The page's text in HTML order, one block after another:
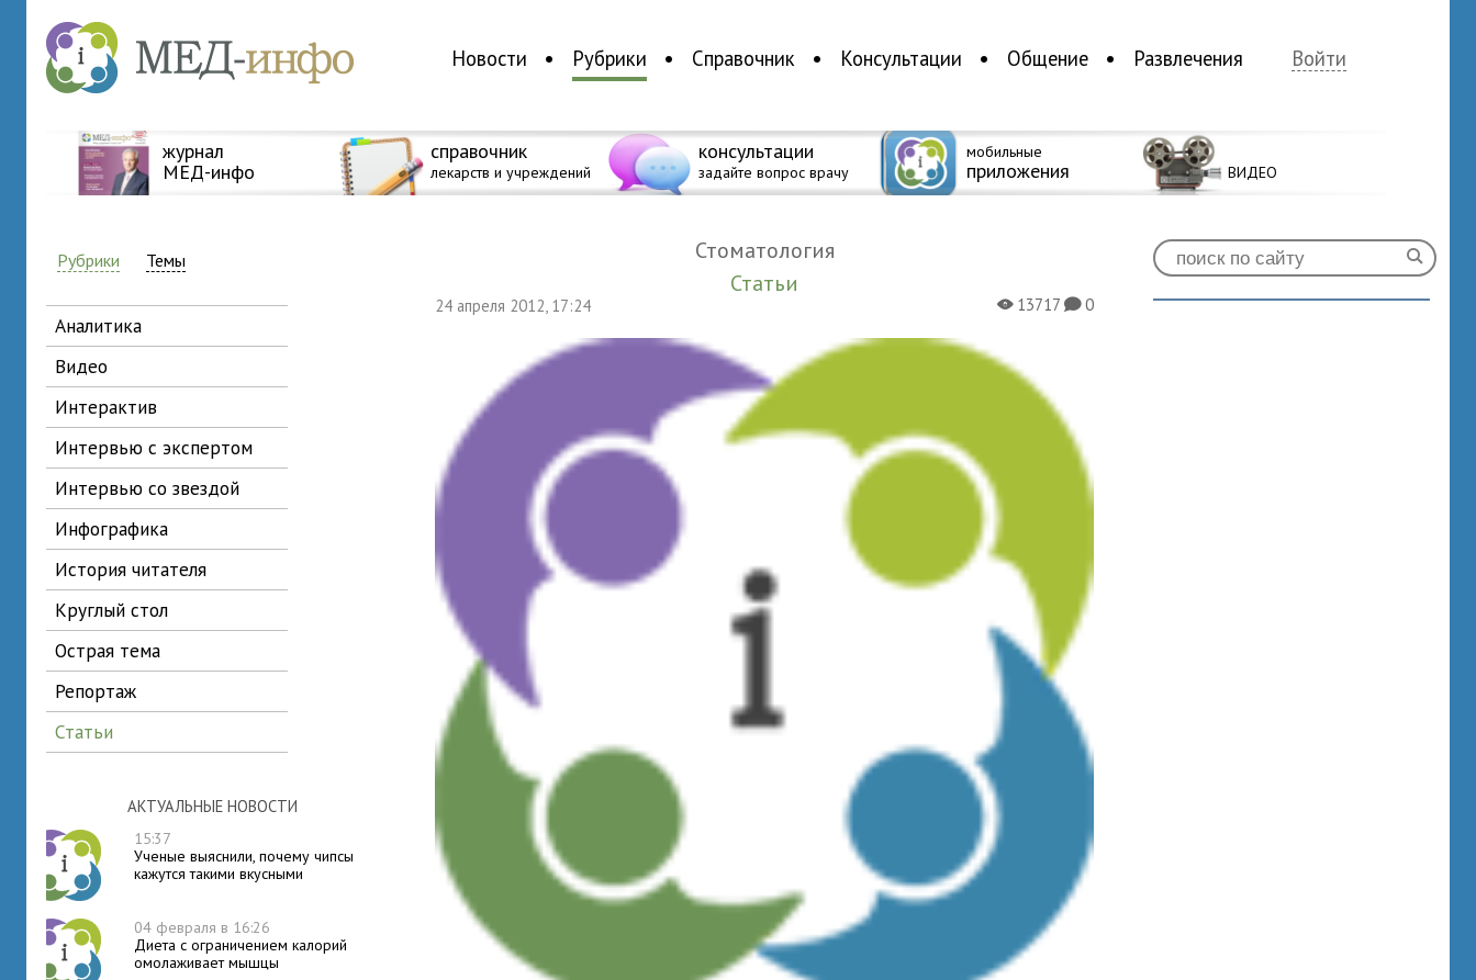
Новости Рубрики Справочник Консультации Общение Развлечения Войти
журнал
МЕД-инфо
справочник
лекарств и учреждений
консультации
задайте вопрос врачу
мобильные
приложения ВИДЕО
Рубрики Темы
аналитика
видео
интерактив
интервью с экспертом
интервью со звездой
инфографика
история читателя
круглый стол
острая тема
репортаж
статьи
АКТУАЛЬНЫЕ НОВОСТИ
15:37
Ученые выяснили, почему чипсы
кажутся такими вкусными
04 февраля в 16:26
Диета с ограничением калорий
омолаживает мышцы
Стоматология
Статьи
24 апреля 2012, 17:24 X13717K0